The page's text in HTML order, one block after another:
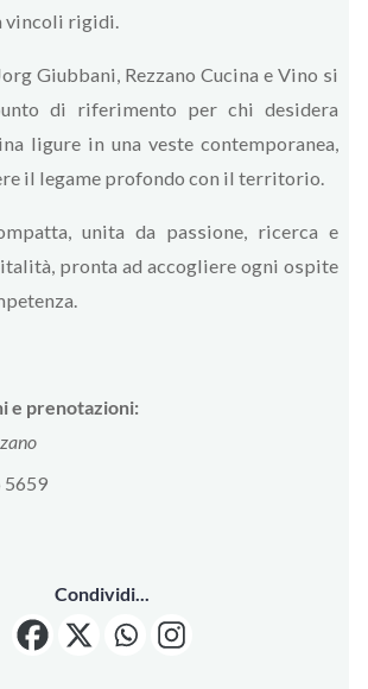
vincoli rigidi.
Giubbani, Rezzano Cucina e Vino si
di riferimento per chi desidera
ligure in una veste contemporanea,
il legame profondo con il territorio.
unita da passione, ricerca e
pronta ad accogliere ogni ospite
e prenotazioni:
5659
Condividi...